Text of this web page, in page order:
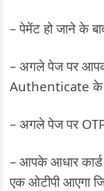
– पेमेंट हो जाने के
– अगले पेज पर
Authenticate के
– अगले पेज पर
– आपके आधार
एक ओटीपी आएगा